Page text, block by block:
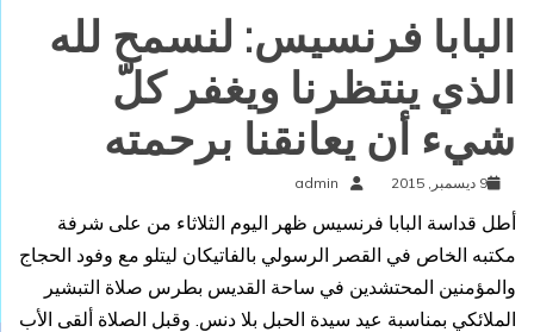
البابا فرنسيس: لنسمح لله
الذي ينتظرنا ويغفر كلّ
شيء أن يعانقنا برحمته
9 ديسمبر, 2015 admin
أطل قداسة البابا فرنسيس ظهر اليوم الثلاثاء من على شرفة
مكتبه الخاص في القصر الرسولي بالفاتيكان ليتلو مع وفود الحجاج
والمؤمنين المحتشدين في ساحة القديس بطرس صلاة التبشير
الملائكي بمناسبة عيد سيدة الحبل بلا دنس. وقبل الصلاة ألقى الأب